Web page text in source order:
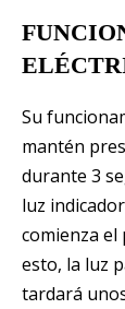
Su
mantén
durante 3
luz
comienza el
esto, la luz
tardará